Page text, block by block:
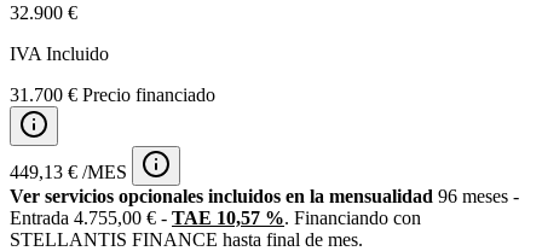
32.900 €
IVA Incluido
31.700 € Precio financiado
449,13 € /MES
Ver servicios opcionales incluidos en la mensualidad 96 meses -
Entrada 4.755,00 € - TAE 10,57 %. Financiando con
STELLANTIS FINANCE hasta final de mes.